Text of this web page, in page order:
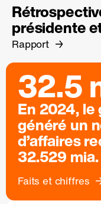
présidente
Rapport
32.5
En 2024, le
généré un
d’affaires
32.529 mia.
Faits et chiffres